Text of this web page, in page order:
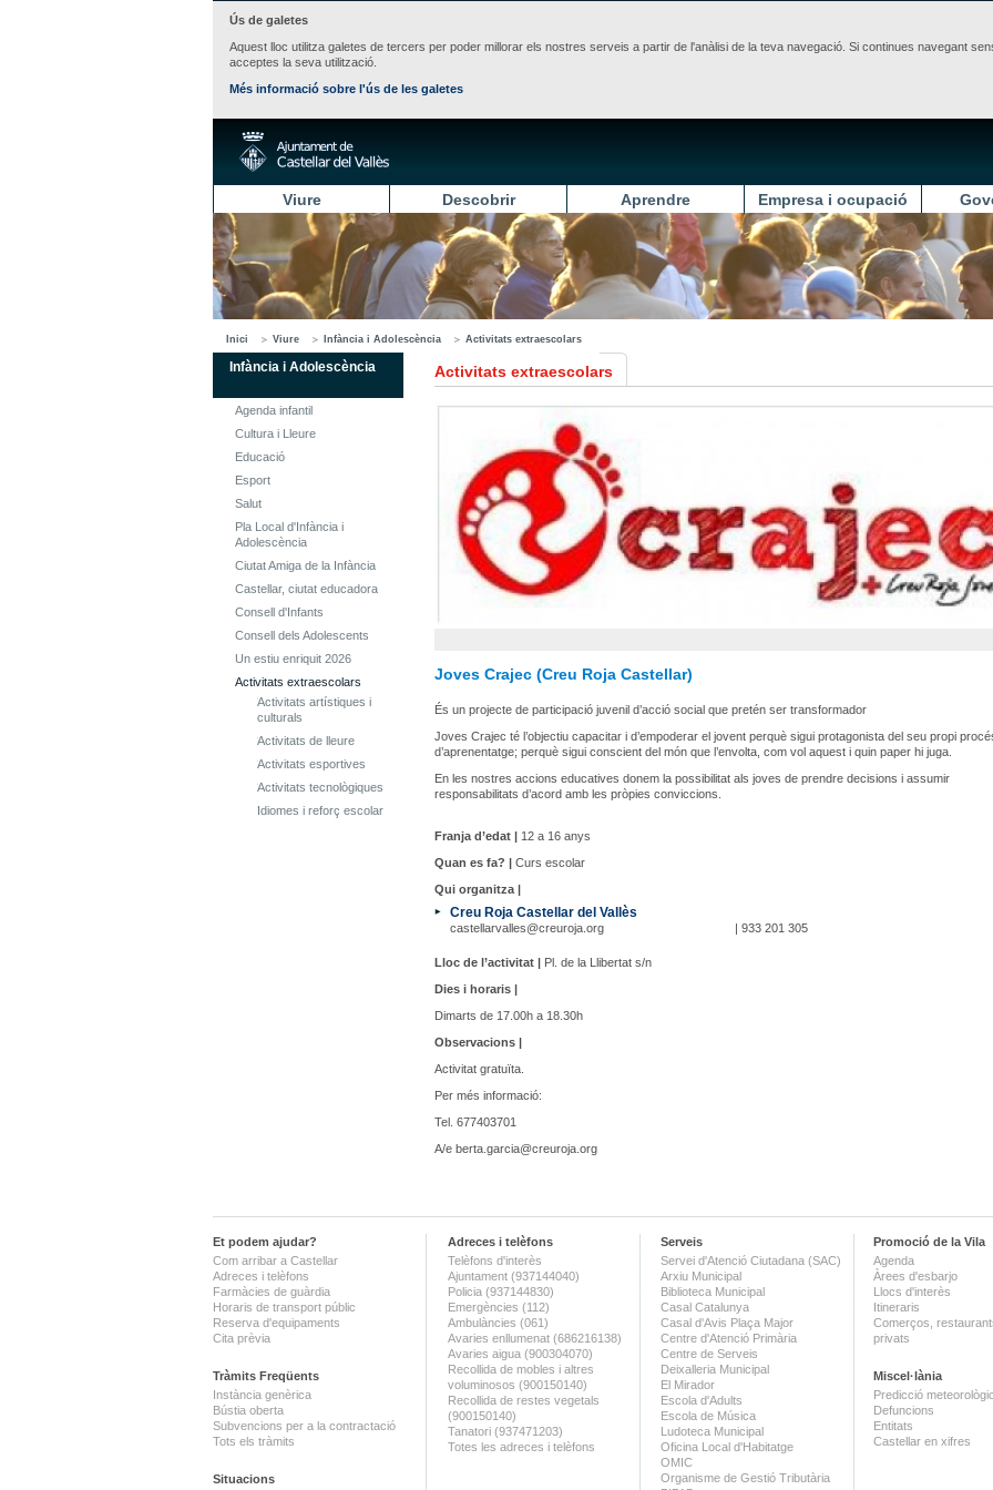
Ús de galetes
Aquest lloc utilitza galetes de tercers per poder millorar els nostres serveis a partir de l'anàlisi de la teva navegació. Si continues navegant
acceptes la seva utilització.
Més informació sobre l'ús de les galetes
Viure Descobrir Aprendre Empresa i ocupació
Inici Viure Infància i Adolescència Activitats extraescolars
Infància i Adolescència
Agenda infantil
Cultura i Lleure
Educació
Esport
Salut
Pla Local d'Infància i
Adolescència
Ciutat Amiga de la Infància
Castellar, ciutat educadora
Consell d'Infants
Consell dels Adolescents
Un estiu enriquit 2026
Activitats extraescolars
Activitats artístiques i
culturals
Activitats de lleure
Activitats esportives
Activitats tecnològiques
Idiomes i reforç escolar
Activitats extraescolars
Joves Crajec (Creu Roja Castellar)
És un projecte de participació juvenil d’acció social que pretén ser transformador
Joves Crajec té l’objectiu capacitar i d’empoderar el jovent perquè sigui protagonista del seu propi
d’aprenentatge; perquè sigui conscient del món que l’envolta, com vol aquest i quin paper hi juga.
En les nostres accions educatives donem la possibilitat als joves de prendre decisions i assumir
responsabilitats d’acord amb les pròpies conviccions.
Franja d’edat | 12 a 16 anys
Quan es fa? | Curs escolar
Qui organitza |
Creu Roja Castellar del Vallès
castellarvalles@creuroja.org | 933 201 305
Lloc de l’activitat | Pl. de la Llibertat s/n
Dies i horaris |
Dimarts de 17.00h a 18.30h
Observacions |
Activitat gratuïta.
Per més informació:
Tel. 677403701
A/e berta.garcia@creuroja.org
Et podem ajudar?
Com arribar a Castellar
Adreces i telèfons
Farmàcies de guàrdia
Horaris de transport públic
Reserva d'equipaments
Cita prèvia
Tràmits Freqüents
Instància genèrica
Bústia oberta
Subvencions per a la contractació
Tots els tràmits
Situacions
Adreces i telèfons
Telèfons d'interès
Ajuntament (937144040)
Policia (937144830)
Emergències (112)
Ambulàncies (061)
Avaries enllumenat (686216138)
Avaries aigua (900304070)
Recollida de mobles i altres
voluminosos (900150140)
Recollida de restes vegetals
(900150140)
Tanatori (937471203)
Totes les adreces i telèfons
Serveis
Servei d'Atenció Ciutadana (SAC)
Arxiu Municipal
Biblioteca Municipal
Casal Catalunya
Casal d'Avis Plaça Major
Centre d'Atenció Primària
Centre de Serveis
Deixalleria Municipal
El Mirador
Escola d'Adults
Escola de Música
Ludoteca Municipal
Oficina Local d'Habitatge
OMIC
Organisme de Gestió Tributària
Promoció de la Vila
Agenda
Àrees d'esbarjo
Llocs d'interès
Itineraris
Comerços,
privats
Miscel·lània
Predicció
Defuncions
Entitats
Castellar en xifres